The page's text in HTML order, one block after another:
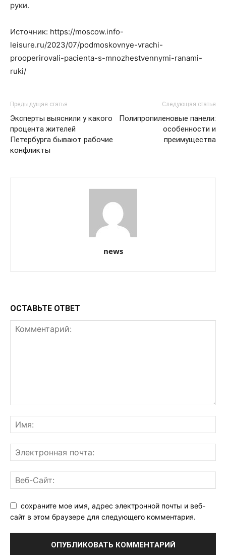
руки.
Источник: https://moscow.info-
leisure.ru/2023/07/podmoskovnye-vrachi-
prooperirovali-pacienta-s-mnozhestvennymi-ranami-
ruki/
Предыдущая статья
Эксперты выяснили у какого
процента жителей
Петербурга бывают рабочие
конфликты
Следующая статья
Полипропиленовые панели:
особенности и
преимущества
news
ОСТАВЬТЕ ОТВЕТ
сохраните мое имя, адрес электронной почты и веб-
сайт в этом браузере для следующего комментария.